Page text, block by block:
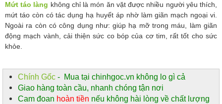
Mứt táo làng
mứt táo còn có tác dụng hạ huyết áp nhờ làm giãn mạch ngoại vi.
Ngoài ra còn có công dụng như: giúp hạ mỡ trong máu, làm giãn
động mạch vành, cải thiện sức co bóp của cơ tim, rất tốt cho sức
khỏe.
Chính Gốc - Mua tại chinhgoc.vn không lo gì cả
Giao hàng toàn cầu, nhanh chóng tận nơi
Cam đoan hoàn tiền nếu không hài lòng về chất lượng